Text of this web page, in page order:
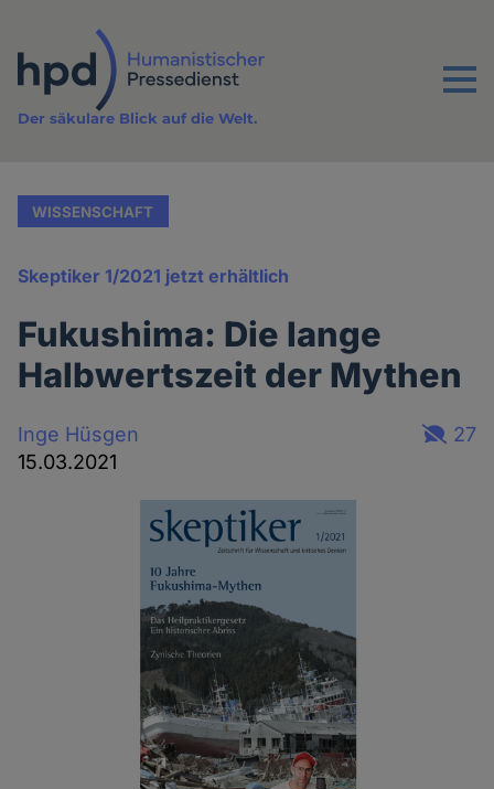
Inhalt
Menu
Der säkulare Blick auf die Welt.
WISSENSCHAFT
Skeptiker 1/2021 jetzt erhältlich
Fukushima: Die lange
Halbwertszeit der Mythen
Inge Hüsgen
15.03.2021
27